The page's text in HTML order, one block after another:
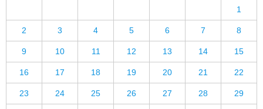
1
2 3 4 5 6 7 8
9 10 11 12 13 14 15
16 17 18 19 20 21 22
23 24 25 26 27 28 29